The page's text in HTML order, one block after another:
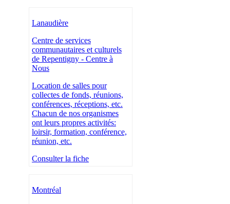
Lanaudière
Centre de services
communautaires et culturels
de Repentigny - Centre à
Nous
Location de salles pour
collectes de fonds, réunions,
conférences, réceptions, etc.
Chacun de nos organismes
ont leurs propres activités:
loirsir, formation, conférence,
réunion, etc.
Consulter la fiche
Montréal